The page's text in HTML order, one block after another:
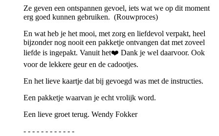
Ze geven een ontspannen gevoel, iets wat we op dit moment
erg goed kunnen gebruiken. (Rouwproces)
En wat heb je het mooi, met zorg en liefdevol verpakt, heel
bijzonder nog nooit een pakketje ontvangen dat met zoveel
liefde is ingepakt. Vanuit het❤️ Dank je wel daarvoor. Ook
voor de lekkere geur en de cadootjes.
En het lieve kaartje dat bij gevoegd was met de instructies.
Een pakketje waarvan je echt vrolijk word.
Een lieve groet terug. Wendy Fokker
- - - - - - - - - - - -